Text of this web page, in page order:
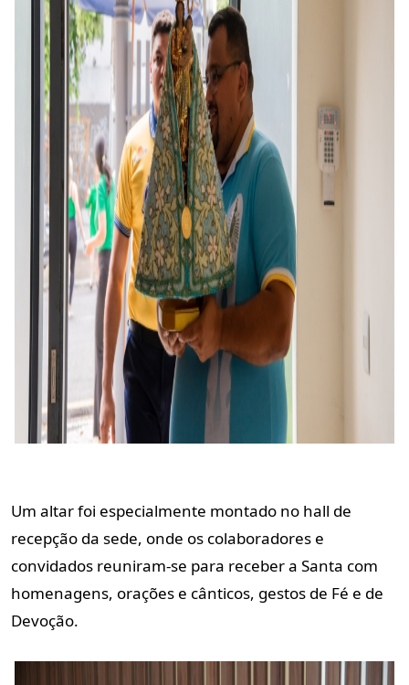
Um altar foi especialmente montado no hall de
recepção da sede, onde os colaboradores e
convidados reuniram-se para receber a Santa com
homenagens, orações e cânticos, gestos de Fé e de
Devoção.